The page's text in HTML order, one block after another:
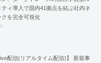
ティ導入で国内41拠点を結ぶ社内ネ
クを完全可視化
配信(リアルタイム配信)】 新規事